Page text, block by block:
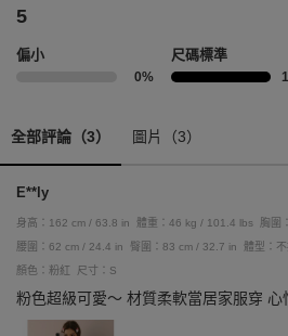
5
偏小
0%
尺碼標準
全部評論（3） 圖片（3）
E**ly
身高：162 cm / 63.8 in 體重：46 kg / 101.4 lbs
胸圍
腰圍：62 cm / 24.4 in
臀圍：83 cm / 32.7 in
體型：
顏色：粉紅
尺寸：S
粉色超級可愛～ 材質柔軟當居家服穿 心